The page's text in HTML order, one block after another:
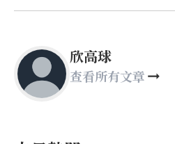
欣高球
查看所有文章